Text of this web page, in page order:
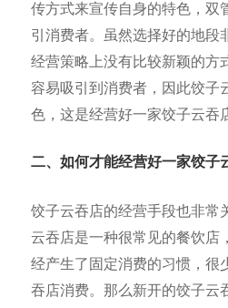
传方式来宣传自身的特色，双
引消费者。虽然选择好的地段
经营策略上没有比较新颖的方
容易吸引到消费者，因此饺子
色，这是经营好一家饺子云吞
二、如何才能经营好一家饺
饺子云吞店的经营手段也非常
云吞店是一种很常见的餐饮店
经产生了固定消费的习惯，很
吞店消费。那么新开的饺子云